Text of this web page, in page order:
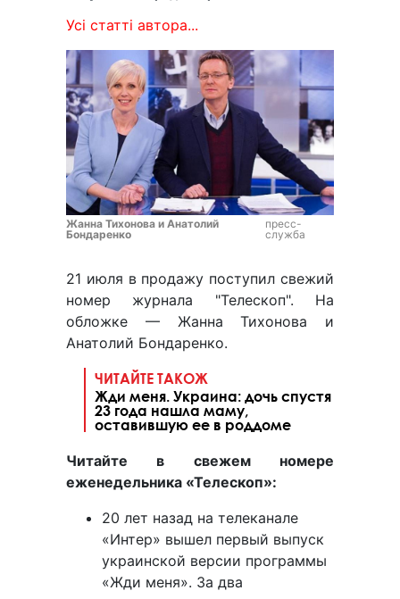
Усі статті автора...
Жанна Тихонова и Анатолий
Бондаренко
пресс-
служба
21 июля в продажу поступил свежий
номер журнала "Телескоп". На
обложке — Жанна Тихонова и
Анатолий Бондаренко.
ЧИТАЙТЕ ТАКОЖ
Жди меня. Украина: дочь спустя
23 года нашла маму,
оставившую ее в роддоме
Читайте в свежем номере
еженедельника «Телескоп»:
20 лет назад на телеканале
«Интер» вышел первый выпуск
украинской версии программы
«Жди меня». За два